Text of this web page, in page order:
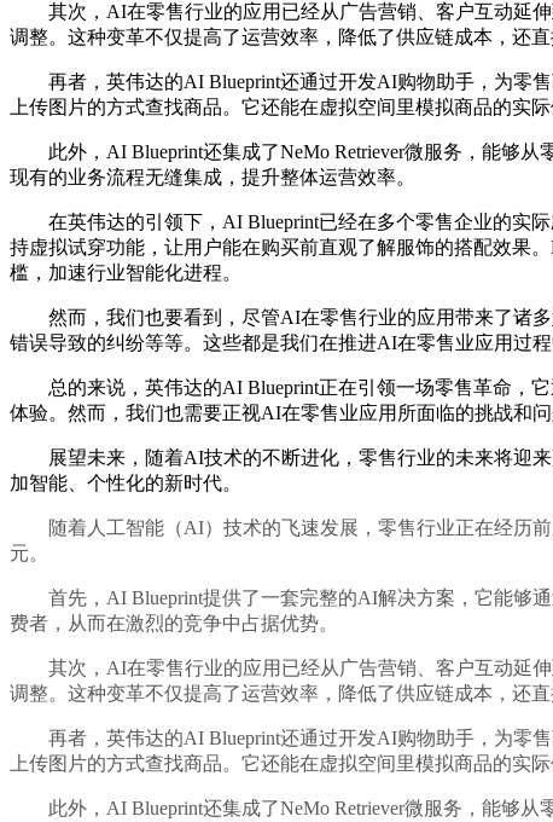
其次，AI在零售行业的应用已经从广告营销、客户互动延伸
调整。这种变革不仅提高了运营效率，降低了供应链成本，还
再者，英伟达的AI Blueprint还通过开发AI购物助手，为零售
上传图片的方式查找商品。它还能在虚拟空间里模拟商品的实
此外，AI Blueprint还集成了NeMo Retriever微服务，能够从
现有的业务流程无缝集成，提升整体运营效率。
在英伟达的引领下，AI Blueprint已经在多个零售企业的实际
持虚拟试穿功能，让用户能在购买前直观了解服饰的搭配效果
槛，加速行业智能化进程。
然而，我们也要看到，尽管AI在零售行业的应用带来了诸多
错误导致的纠纷等等。这些都是我们在推进AI在零售业应用过程
总的来说，英伟达的AI Blueprint正在引领一场零售革命，它
体验。然而，我们也需要正视AI在零售业应用所面临的挑战和
展望未来，随着AI技术的不断进化，零售行业的未来将迎来
加智能、个性化的新时代。
随着人工智能（AI）技术的飞速发展，零售行业正在经历前
元。
首先，AI Blueprint提供了一套完整的AI解决方案，它能够通
费者，从而在激烈的竞争中占据优势。
其次，AI在零售行业的应用已经从广告营销、客户互动延伸
调整。这种变革不仅提高了运营效率，降低了供应链成本，还
再者，英伟达的AI Blueprint还通过开发AI购物助手，为零售
上传图片的方式查找商品。它还能在虚拟空间里模拟商品的实
此外，AI Blueprint还集成了NeMo Retriever微服务，能够从